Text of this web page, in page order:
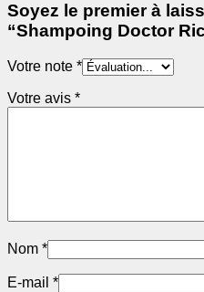
Soyez le premier à
“Shampoing Doctor
Votre note *
Votre avis *
Nom *
E-mail *